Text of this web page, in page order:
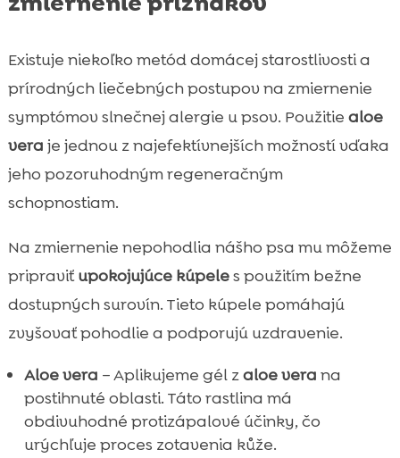
Existuje niekoľko metód domácej starostlivosti a
prírodných liečebných postupov na zmiernenie
symptómov slnečnej alergie u psov. Použitie aloe
vera je jednou z najefektívnejších možností vďaka
jeho pozoruhodným regeneračným
schopnostiam.
Na zmiernenie nepohodlia nášho psa mu môžeme
pripraviťupokojujúce kúpeles použitím bežne
dostupných surovín. Tieto kúpele pomáhajú
zvyšovať pohodlie a podporujú uzdravenie.
Aloe vera – Aplikujeme gél zaloe vera na
postihnuté oblasti. Táto rastlina má
obdivuhodné protizápalové účinky, čo
urýchľuje proces zotavenia kůže.